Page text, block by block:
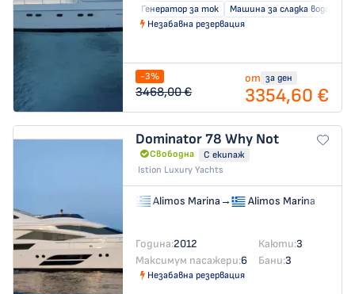
Генератор за ток Машина за сладка вода
Незабавна резервация
-3%
3468,00 €
от за ден
3354,60 €
Dominator 78 Why Not
Свободна
С екипаж
Istion Luxury Yachts
Alimos Marina→ Alimos Marina
Година:2012 Каюти:3
Максимум пасажери:6 Бани:3
Незабавна резервация